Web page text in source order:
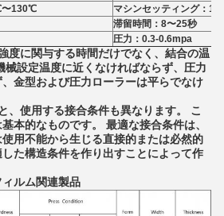
〜130℃
マシンセッティング：
滞留時間：8〜25秒
圧力：0.3-0.6mpa
度に関与する時間だけでなく、結合の温
械設定温度に近くなければならず、圧力
金型および圧力ローラーは平らでなけ
、使用する接合条件も異なります。
こ
本的なものです。
最適な接合条件は、
用不能から生じる直接的または必然的
た構造条件を作り出すことによって作
ルム関連製品